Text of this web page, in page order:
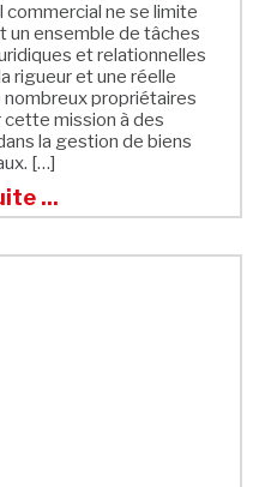
commercial ne se limite
un ensemble de tâches
et relationnelles
rigueur et une réelle
nombreux propriétaires
mission à des
la gestion de biens
[…]
...